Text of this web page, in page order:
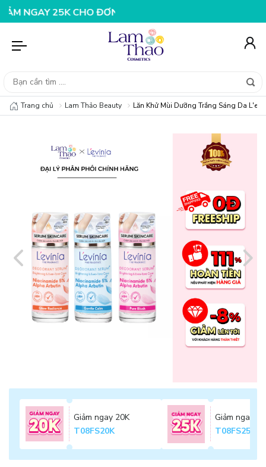
CHO ĐƠN HÀNG 199KNHẬP MÃ T08FS25K - GIẢM
Trang chủ Lam Thảo Beauty Lăn Khử Mùi Dưỡng Trắng Sáng Da
Giảm ngay 20K
T08FS20K
Giảm ngay
T08FS25K